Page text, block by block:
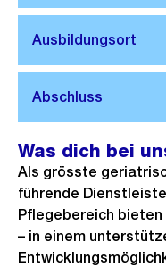
Was dich bei
Als grösste
führende
Pflegebereich bieten
– in einem